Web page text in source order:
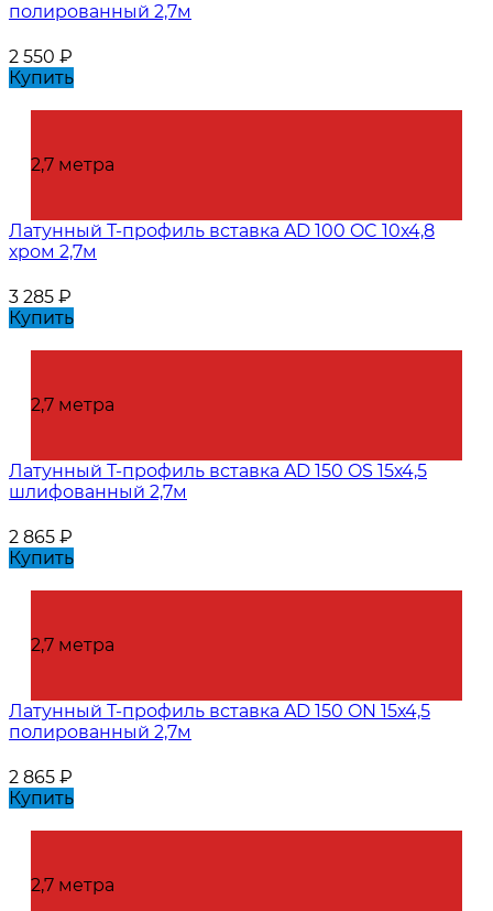
полированный 2,7м
2 550 ₽
Купить
2,7 метра
Латунный Т-профиль вставка AD 100 OC 10х4,8
хром 2,7м
3 285 ₽
Купить
2,7 метра
Латунный Т-профиль вставка AD 150 OS 15х4,5
шлифованный 2,7м
2 865 ₽
Купить
2,7 метра
Латунный Т-профиль вставка AD 150 ON 15х4,5
полированный 2,7м
2 865 ₽
Купить
2,7 метра